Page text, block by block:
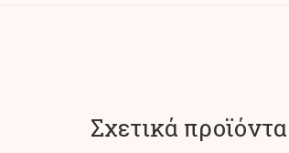
Σχετικά προϊόντα